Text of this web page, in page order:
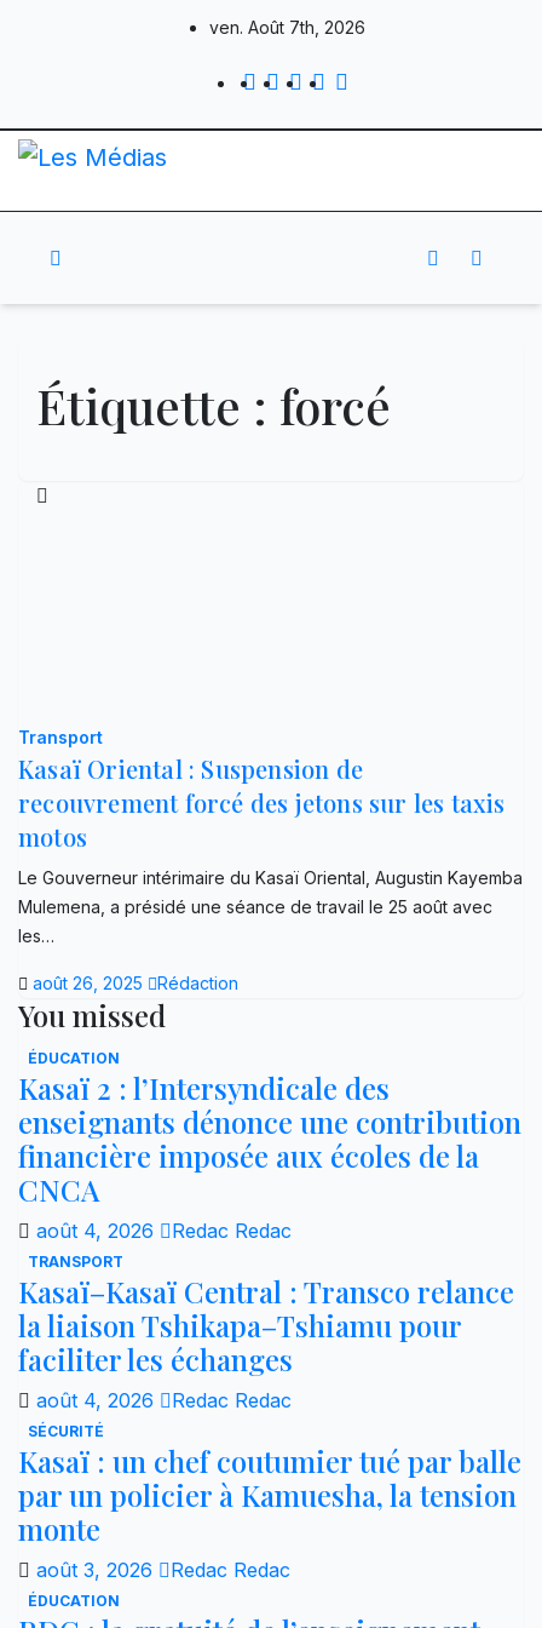
ven. Août 7th, 2026
Étiquette : forcé
Transport
Kasaï Oriental : Suspension de
recouvrement forcé des jetons sur les taxis
motos
Le Gouverneur intérimaire du Kasaï Oriental, Augustin Kayemba
Mulemena, a présidé une séance de travail le 25 août avec
les…
août 26, 2025 Rédaction
You missed
ÉDUCATION
Kasaï 2 : l’Intersyndicale des
enseignants dénonce une contribution
financière imposée aux écoles de la
CNCA
août 4, 2026 Redac Redac
TRANSPORT
Kasaï–Kasaï Central : Transco relance
la liaison Tshikapa–Tshiamu pour
faciliter les échanges
août 4, 2026 Redac Redac
SÉCURITÉ
Kasaï : un chef coutumier tué par balle
par un policier à Kamuesha, la tension
monte
août 3, 2026 Redac Redac
ÉDUCATION